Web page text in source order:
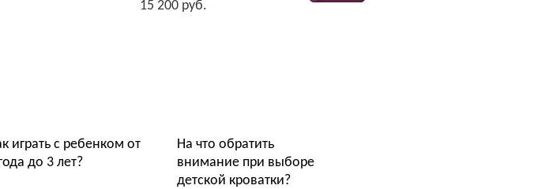
15 200 руб.
играть с ребенком от
до 3 лет?
На что обратить
внимание при выборе
детской кроватки?